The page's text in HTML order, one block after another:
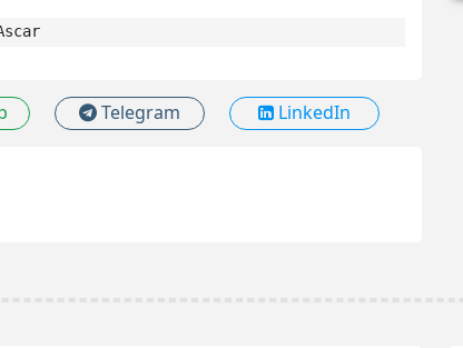
Telegram LinkedIn